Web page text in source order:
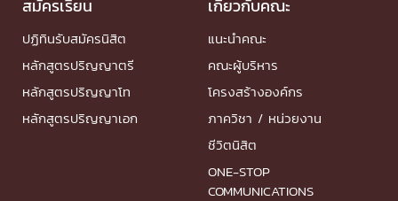
สมัครเรียน
ปฏิทินรับสมัครนิสิต
หลักสูตรปริญญาตรี
หลักสูตรปริญญาโท
หลักสูตรปริญญาเอก
เกี่ยวกับคณะ
แนะนำคณะ
คณะผู้บริหาร
โครงสร้างองค์กร
ภาควิชา / หน่วยงาน
ชีวิตนิสิต
ONE-STOP
COMMUNICATIONS